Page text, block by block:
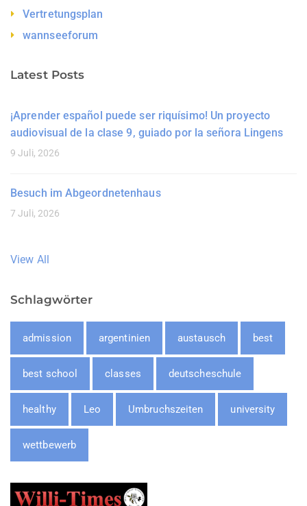
Vertretungsplan
wannseeforum
Latest Posts
¡Aprender español puede ser riquísimo! Un proyecto
audiovisual de la clase 9, guiado por la señora Lingens
9 Juli, 2026
Besuch im Abgeordnetenhaus
7 Juli, 2026
View All
Schlagwörter
admission argentinien austausch best
best school classes deutscheschule
healthy Leo Umbruchszeiten university
wettbewerb